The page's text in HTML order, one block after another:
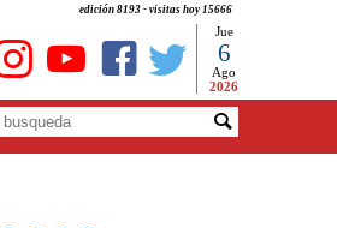
edición 8193 - visitas hoy 15666
Jue
6
Ago
2026